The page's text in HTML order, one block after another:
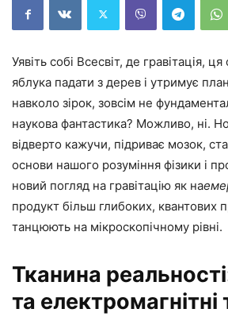
Уявіть собі Всесвіт, де гравітація,
яблука падати з дерев і утримує
навколо зірок, зовсім не
наукова фантастика? Можливо, ні.
відверто кажучи, підриває мозок,
основи нашого розуміння фізики і
новий погляд на гравітацію як на
продукт більш глибоких, квантових
танцюють на мікроскопічному рівні.
Тканина
та електромагнітні